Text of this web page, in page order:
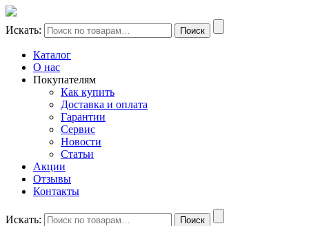
Искать: Поиск
Каталог
О нас
Покупателям
Как купить
Доставка и оплата
Гарантии
Сервис
Новости
Статьи
Акции
Отзывы
Контакты
Искать: Поиск